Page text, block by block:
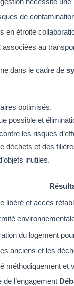
de
étroite
au
dans le cadre de
optimisés.
possible et
les risques
déchets et des
inutiles.
libéré et accès
du logement
anciens et les
l’engagement